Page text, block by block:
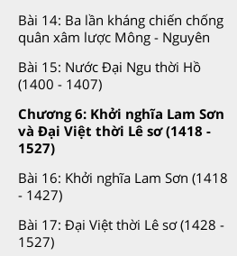
Bài 14: Ba lần kháng chiến chống
quân xâm lược Mông - Nguyên
Bài 15: Nước Đại Ngu thời Hồ
(1400 - 1407)
Chương 6: Khởi nghĩa Lam Sơn
và Đại Việt thời Lê sơ (1418 -
1527)
Bài 16: Khởi nghĩa Lam Sơn (1418
- 1427)
Bài 17: Đại Việt thời Lê sơ (1428 -
1527)